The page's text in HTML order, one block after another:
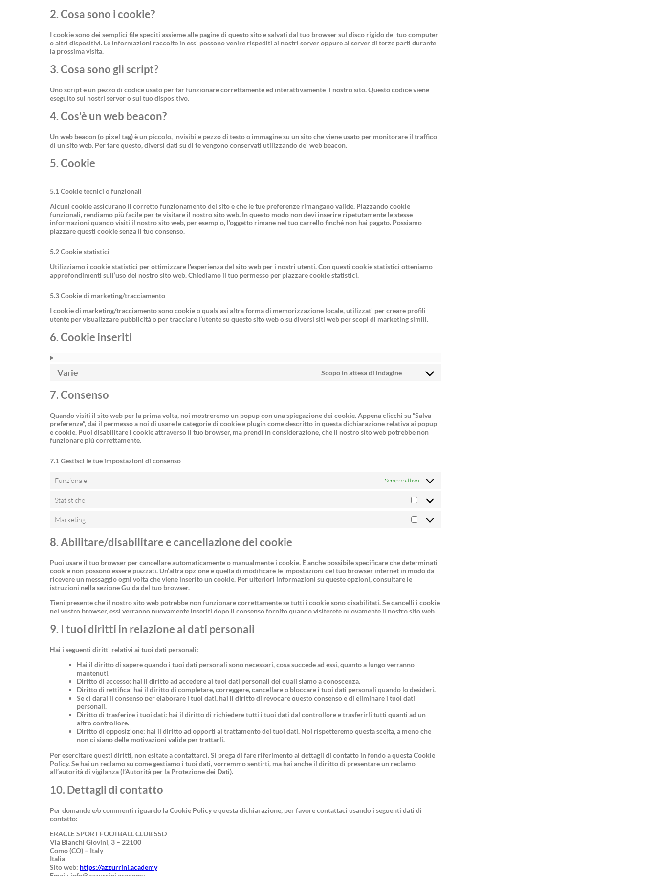
2. Cosa sono i cookie?
I cookie sono dei semplici file spediti assieme alle pagine di questo sito e salvati dal tuo browser sul disco rigido del tuo computer
o altri dispositivi. Le informazioni raccolte in essi possono venire rispediti ai nostri server oppure ai server di terze parti durante
la prossima visita.
3. Cosa sono gli script?
Uno script è un pezzo di codice usato per far funzionare correttamente ed interattivamente il nostro sito. Questo codice viene
eseguito sui nostri server o sul tuo dispositivo.
4. Cos'è un web beacon?
Un web beacon (o pixel tag) è un piccolo, invisibile pezzo di testo o immagine su un sito che viene usato per monitorare il traffico
di un sito web. Per fare questo, diversi dati su di te vengono conservati utilizzando dei web beacon.
5. Cookie
5.1 Cookie tecnici o funzionali
Alcuni cookie assicurano il corretto funzionamento del sito e che le tue preferenze rimangano valide. Piazzando cookie
funzionali, rendiamo più facile per te visitare il nostro sito web. In questo modo non devi inserire ripetutamente le stesse
informazioni quando visiti il nostro sito web, per esempio, l’oggetto rimane nel tuo carrello finché non hai pagato. Possiamo
piazzare questi cookie senza il tuo consenso.
5.2 Cookie statistici
Utilizziamo i cookie statistici per ottimizzare l’esperienza del sito web per i nostri utenti. Con questi cookie statistici otteniamo
approfondimenti sull’uso del nostro sito web. Chiediamo il tuo permesso per piazzare cookie statistici.
5.3 Cookie di marketing/tracciamento
I cookie di marketing/tracciamento sono cookie o qualsiasi altra forma di memorizzazione locale, utilizzati per creare profili
utente per visualizzare pubblicità o per tracciare l’utente su questo sito web o su diversi siti web per scopi di marketing simili.
6. Cookie inseriti
Varie Scopo in attesa di indagine
7. Consenso
Quando visiti il sito web per la prima volta, noi mostreremo un popup con una spiegazione dei cookie. Appena clicchi su “Salva
preferenze”, dai il permesso a noi di usare le categorie di cookie e plugin come descritto in questa dichiarazione relativa ai popup
e cookie. Puoi disabilitare i cookie attraverso il tuo browser, ma prendi in considerazione, che il nostro sito web potrebbe non
funzionare più correttamente.
7.1 Gestisci le tue impostazioni di consenso
Funzionale Sempre attivo
Statistiche
Marketing
8. Abilitare/disabilitare e cancellazione dei cookie
Puoi usare il tuo browser per cancellare automaticamente o manualmente i cookie. È anche possibile specificare che determinati
cookie non possono essere piazzati. Un’altra opzione è quella di modificare le impostazioni del tuo browser internet in modo da
ricevere un messaggio ogni volta che viene inserito un cookie. Per ulteriori informazioni su queste opzioni, consultare le
istruzioni nella sezione Guida del tuo browser.
Tieni presente che il nostro sito web potrebbe non funzionare correttamente se tutti i cookie sono disabilitati. Se cancelli i cookie
nel vostro browser, essi verranno nuovamente inseriti dopo il consenso fornito quando visiterete nuovamente il nostro sito web.
9. I tuoi diritti in relazione ai dati personali
Hai i seguenti diritti relativi ai tuoi dati personali:
Hai il diritto di sapere quando i tuoi dati personali sono necessari, cosa succede ad essi, quanto a lungo verranno
mantenuti.
Diritto di accesso: hai il diritto ad accedere ai tuoi dati personali dei quali siamo a conoscenza.
Diritto di rettifica: hai il diritto di completare, correggere, cancellare o bloccare i tuoi dati personali quando lo desideri.
Se ci darai il consenso per elaborare i tuoi dati, hai il diritto di revocare questo consenso e di eliminare i tuoi dati
personali.
Diritto di trasferire i tuoi dati: hai il diritto di richiedere tutti i tuoi dati dal controllore e trasferirli tutti quanti ad un
altro controllore.
Diritto di opposizione: hai il diritto ad opporti al trattamento dei tuoi dati. Noi rispetteremo questa scelta, a meno che
non ci siano delle motivazioni valide per trattarli.
Per esercitare questi diritti, non esitate a contattarci. Si prega di fare riferimento ai dettagli di contatto in fondo a questa Cookie
Policy. Se hai un reclamo su come gestiamo i tuoi dati, vorremmo sentirti, ma hai anche il diritto di presentare un reclamo
all’autorità di vigilanza (l’Autorità per la Protezione dei Dati).
10. Dettagli di contatto
Per domande e/o commenti riguardo la Cookie Policy e questa dichiarazione, per favore contattaci usando i seguenti dati di
contatto:
ERACLE SPORT FOOTBALL CLUB SSD
Via Bianchi Giovini, 3 – 22100
Como (CO) – Italy
Italia
Sito web: https://azzurrini.academy